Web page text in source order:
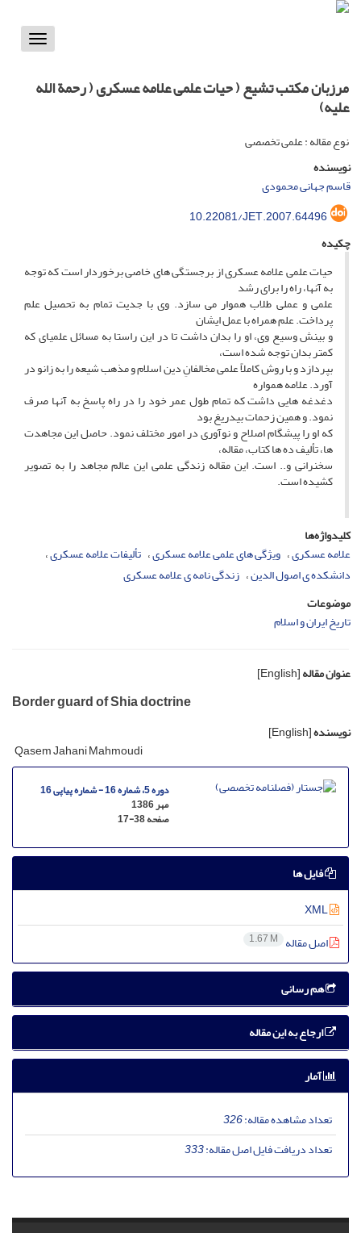
Toggle
مرزبان مکتب تشیع ( حیات علمی علامه عسکری ( رحمة الله
علیه)
نوع مقاله : علمی تخصصی
نویسنده
قاسم جهانی محمودی
10.22081/JET.2007.64496
چکیده
حیات علمی علامه عسکری از برجستگی های خاصی برخوردار است که توجه
به آنها، راه را برای رشد
علمی و عملی طلاب هموار می سازد. وی با جدیت تمام به تحصیل علم
پرداخت. علم همراه با عمل ایشان
و بینش وسیع وی، او را بدان داشت تا در این راستا به مسائل علمیای که
کمتر بدان توجه شده است،
بپردازد و با روش کاملاً علمی مخالفانِ دین اسلام و مذهب شیعه را به زانو در
آورد. علامه همواره
دغدغه هایی داشت که تمام طول عمر خود را در راه پاسخ به آنها صرف
نمود. و همین زحمات بیدریغ بود
که او را پیشگام اصلاح و نوآوری در امور مختلف نمود. حاصل این مجاهدت
ها، تألیف ده ها کتاب، مقاله،
سخنرانی و.. است. این مقاله زندگی علمی این عالم مجاهد را به تصویر
کشیده است.
کلیدواژه‌ها
علامه عسکری ویژگی های علمی علامه عسکری تألیفات علامه عسکری
دانشکده ی اصول الدین زندگی نامه ی علامه عسکری
موضوعات
تاریخ ایران و اسلام
عنوان مقاله[English]
Border guard of Shia doctrine
نویسنده[English]
Qasem Jahani Mahmoudi
دوره 5، شماره 16 - شماره پیاپی 16
مهر 1386
صفحه17-38
فایل ها
اصل مقاله 1.67 M
هم رسانی
ارجاع به این مقاله
آمار
تعداد مشاهده مقاله:326
تعداد دریافت فایل اصل مقاله:333